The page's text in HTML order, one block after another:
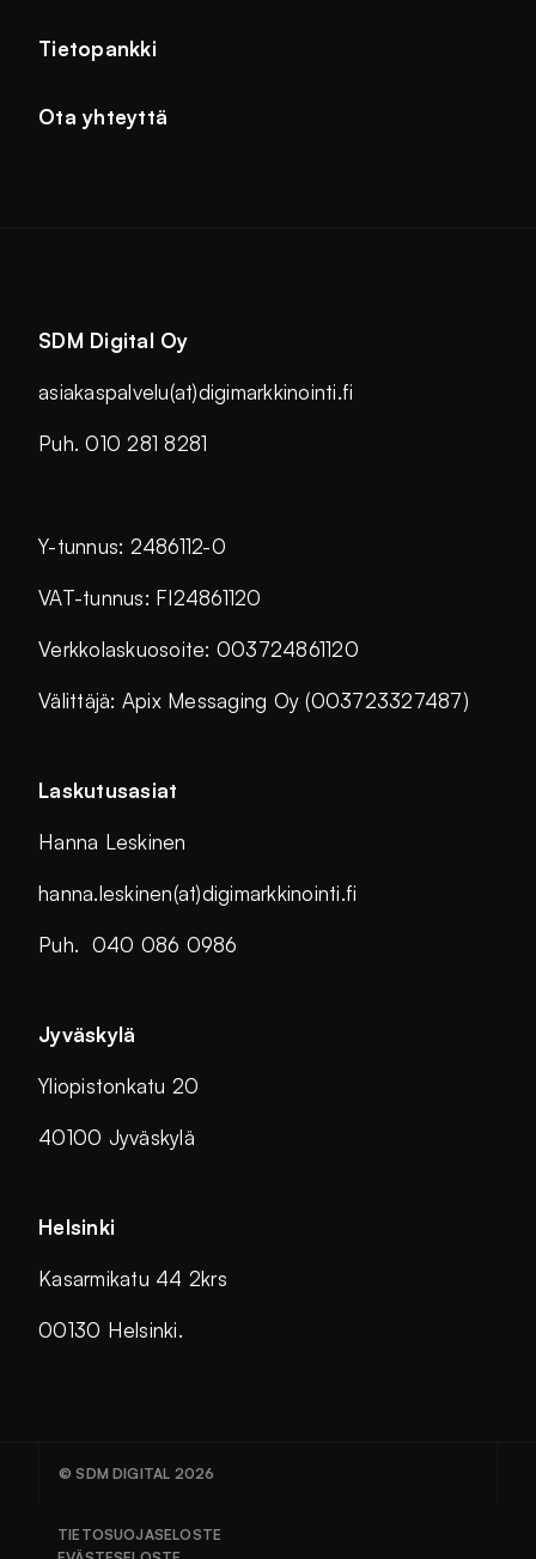
Tietopankki
Ota yhteyttä
SDM Digital Oy
asiakaspalvelu(at)digimarkkinointi.fi
Puh. 010 281 8281
Y-tunnus: 2486112-0
VAT-tunnus: FI24861120
Verkkolaskuosoite: 003724861120
Välittäjä: Apix Messaging Oy (003723327487)
Laskutusasiat
Hanna Leskinen
hanna.leskinen(at)digimarkkinointi.fi
Puh. 040 086 0986
Jyväskylä
Yliopistonkatu 20
40100 Jyväskylä
Helsinki
Kasarmikatu 44 2krs
00130 Helsinki.
© SDM DIGITAL 2026
TIETOSUOJASELOSTE